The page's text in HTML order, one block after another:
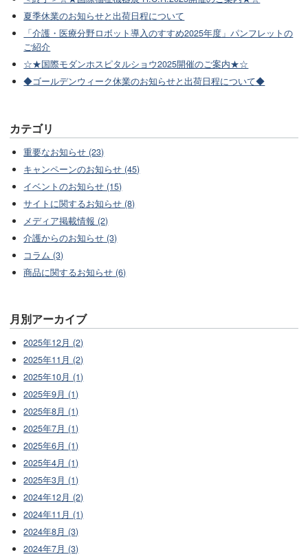
夏季休業のお知らせと出荷日程について
「介護・医療分野ロボット導入のすすめ2025年度」パンフレットの
ご紹介
☆★国際モダンホスピタルショウ2025開催のご案内★☆
◆ゴールデンウィーク休業のお知らせと出荷日程について◆
カテゴリ
重要なお知らせ (23)
キャンペーンのお知らせ (45)
イベントのお知らせ (15)
サイトに関するお知らせ (8)
メディア掲載情報 (2)
介護からのお知らせ (3)
コラム (3)
商品に関するお知らせ (6)
月別アーカイブ
2025年12月 (2)
2025年11月 (2)
2025年10月 (1)
2025年9月 (1)
2025年8月 (1)
2025年7月 (1)
2025年6月 (1)
2025年4月 (1)
2025年3月 (1)
2024年12月 (2)
2024年11月 (1)
2024年8月 (3)
2024年7月 (3)